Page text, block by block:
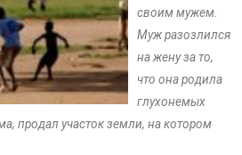
своим мужем.
Муж разозлился
на жену за то,
что она родила
глухонемых
продал участок земли, на котором